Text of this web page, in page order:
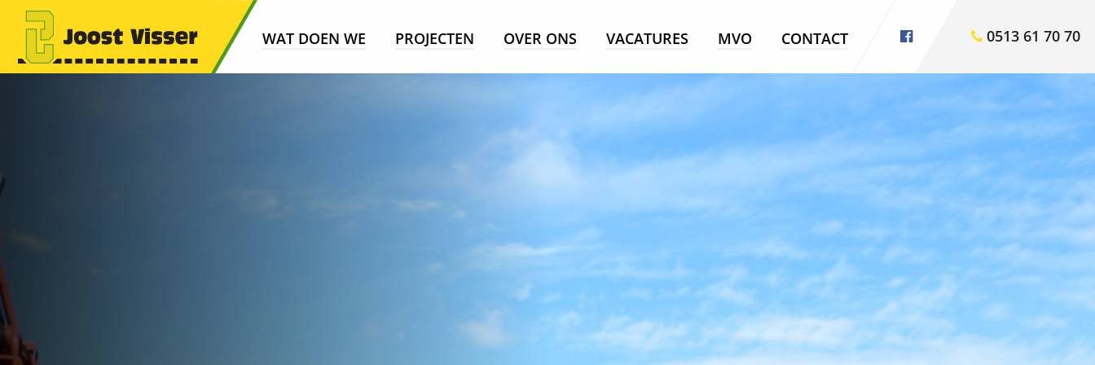
WAT DOEN WE PROJECTEN OVER ONS VACATURES MVO CONTACT 0513 61 70 70